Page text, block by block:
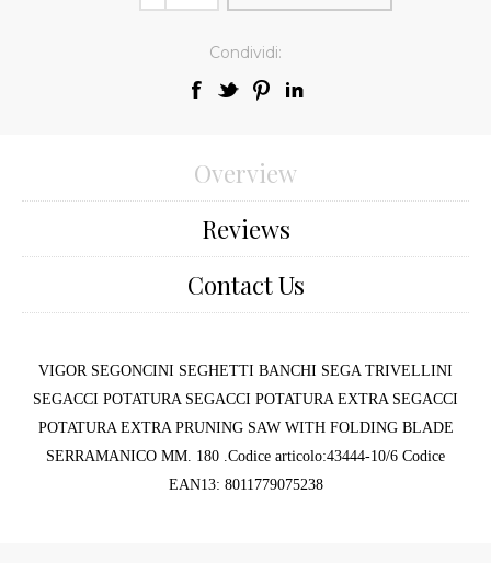
Condividi:
Overview
Reviews
Contact Us
VIGOR SEGONCINI SEGHETTI BANCHI SEGA TRIVELLINI
SEGACCI POTATURA SEGACCI POTATURA EXTRA SEGACCI
POTATURA EXTRA PRUNING SAW WITH FOLDING BLADE
SERRAMANICO MM. 180 .Codice articolo:43444-10/6 Codice
EAN13: 8011779075238